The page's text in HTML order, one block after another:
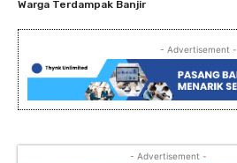
Warga Terdampak Banjir
- Advertisement -
- Advertisement -